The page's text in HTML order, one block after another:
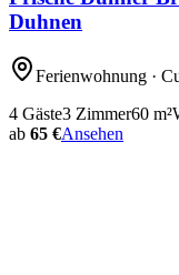
Duhnen
Ferienwohnung ·
4 Gäste3 Zimmer60 m²
ab 65 €Ansehen